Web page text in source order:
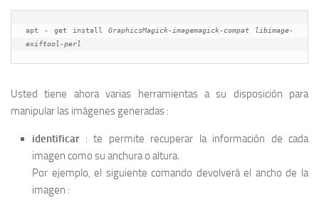
apt - get install GraphicsMagick-imagemagick-compat libimage-
exiftool-perl
Usted tiene ahora varias herramientas a su disposición para
manipular las imágenes generadas :
identificar: te permite recuperar la información de cada
imagen como su anchura o altura.
Por ejemplo, el siguiente comando devolverá el ancho de la
imagen :